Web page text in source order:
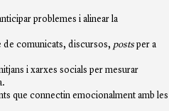
problemes i alinear la
de comunicats, discursos, postsper a
i xarxes socials per mesurar
que connectin emocionalment amb les